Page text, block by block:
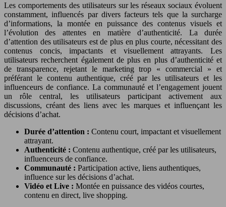
Les comportements des utilisateurs sur les réseaux sociaux évoluent
constamment, influencés par divers facteurs tels que la surcharge
d’informations, la montée en puissance des contenus visuels et
l’évolution des attentes en matière d’authenticité. La durée
d’attention des utilisateurs est de plus en plus courte, nécessitant des
contenus concis, impactants et visuellement attrayants. Les
utilisateurs recherchent également de plus en plus d’authenticité et
de transparence, rejetant le marketing trop « commercial » et
préférant le contenu authentique, créé par les utilisateurs et les
influenceurs de confiance. La communauté et l’engagement jouent
un rôle central, les utilisateurs participant activement aux
discussions, créant des liens avec les marques et influençant les
décisions d’achat.
Durée d’attention : Contenu court, impactant et visuellement
attrayant.
Authenticité : Contenu authentique, créé par les utilisateurs,
influenceurs de confiance.
Communauté : Participation active, liens authentiques,
influence sur les décisions d’achat.
Vidéo et Live : Montée en puissance des vidéos courtes,
contenu en direct, live shopping.